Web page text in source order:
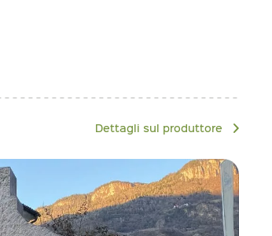
Dettagli sul produttore